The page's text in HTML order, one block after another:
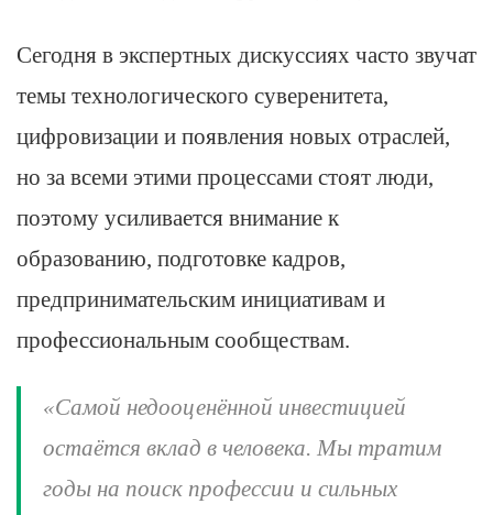
Сегодня в экспертных дискуссиях часто звучат
темы технологического суверенитета,
цифровизации и появления новых отраслей,
но за всеми этими процессами стоят люди,
поэтому усиливается внимание к
образованию, подготовке кадров,
предпринимательским инициативам и
профессиональным сообществам.
«Самой недооценённой инвестицией
остаётся вклад в человека. Мы тратим
годы на поиск профессии и сильных